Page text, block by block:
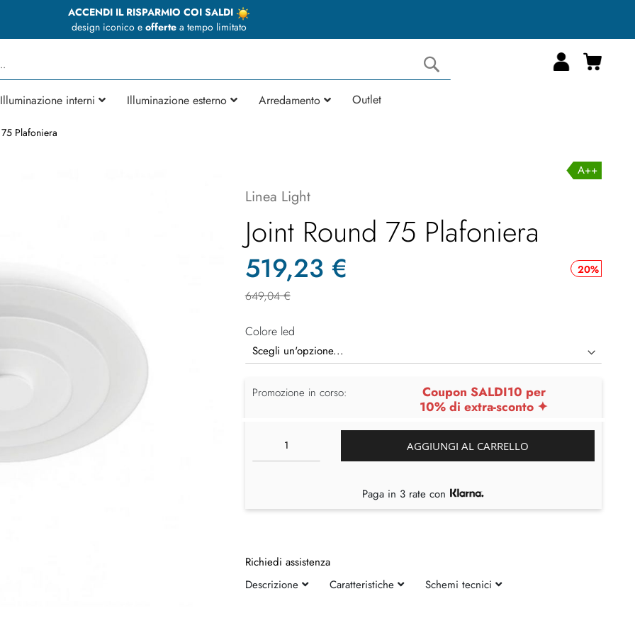
ACCENDI IL RISPARMIO COI SALDI
design iconico e offertea tempo limitato
Cerca
Carrello
Illuminazione interni Illuminazione esterno Arredamento Outlet
Plafoniera
A++
Linea Light
Joint Round 75 Plafoniera
20%
519,23 €
649,04 €
Colore led
Promozione in corso:
Coupon SALDI10 per
10% di extra-sconto ✦
AGGIUNGI AL CARRELLO
Paga in 3 rate con
Richiedi assistenza
Descrizione
Caratteristiche Schemi tecnici